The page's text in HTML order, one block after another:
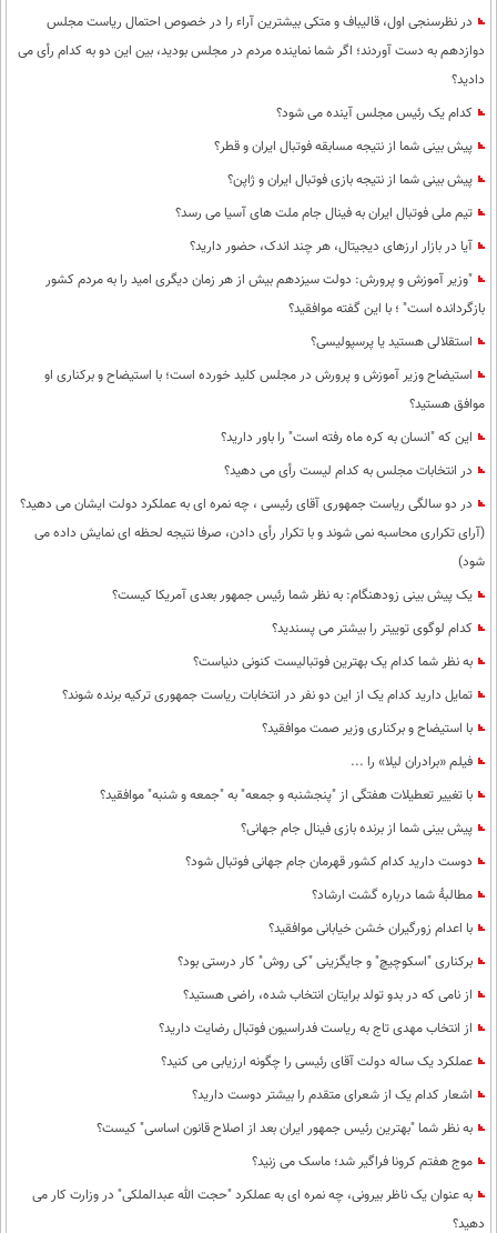
در نظرسنجی اول، قالیباف و متکی بیشترین آراء را در خصوص احتمال ریاست مجلس
دوازدهم به دست آوردند؛ اگر شما نماینده مردم در مجلس بودید، بین این دو به کدام رأی می
دادید؟
کدام یک رئیس مجلس آینده می شود؟
پیش بینی شما از نتیجه مسابقه فوتبال ایران و قطر؟
پیش بینی شما از نتیجه بازی فوتبال ایران و ژاپن؟
تیم ملی فوتبال ایران به فینال جام ملت های آسیا می رسد؟
آیا در بازار ارزهای دیجیتال، هر چند اندک، حضور دارید؟
"وزیر آموزش و پرورش: دولت سیزدهم بیش از هر زمان دیگری امید را به مردم کشور
بازگردانده است" ؛ با این گفته موافقید؟
استقلالی هستید یا پرسپولیسی؟
استیضاح وزیر آموزش و پرورش در مجلس کلید خورده است؛ با استیضاح و برکناری او
موافق هستید؟
این که "انسان به کره ماه رفته است" را باور دارید؟
در انتخابات مجلس به کدام لیست رأی می دهید؟
در دو سالگی ریاست جمهوری آقای رئیسی ، چه نمره ای به عملکرد دولت ایشان می دهید؟
(آرای تکراری محاسبه نمی شوند و با تکرار رأی دادن، صرفا نتیجه لحظه ای نمایش داده می
شود)
یک پیش بینی زودهنگام: به نظر شما رئیس جمهور بعدی آمریکا کیست؟
کدام لوگوی توییتر را بیشتر می پسندید؟
به نظر شما کدام یک بهترین فوتبالیست کنونی دنیاست؟
تمایل دارید کدام یک از این دو نفر در انتخابات ریاست جمهوری ترکیه برنده شوند؟
با استیضاح و برکناری وزیر صمت موافقید؟
فیلم «برادران لیلا» را ...
با تغییر تعطیلات هفتگی از "پنجشنبه و جمعه" به "جمعه و شنبه" موافقید؟
پیش بینی شما از برنده بازی فینال جام جهانی؟
دوست دارید کدام کشور قهرمان جام جهانی فوتبال شود؟
مطالبۀ شما درباره گشت ارشاد؟
با اعدام زورگیران خشن خیابانی موافقید؟
برکناری "اسکوچیچ" و جایگزینی "کی روش" کار درستی بود؟
از نامی که در بدو تولد برایتان انتخاب شده، راضی هستید؟
از انتخاب مهدی تاج به ریاست فدراسیون فوتبال رضایت دارید؟
عملکرد یک ساله دولت آقای رئیسی را چگونه ارزیابی می کنید؟
اشعار کدام یک از شعرای متقدم را بیشتر دوست دارید؟
به نظر شما "بهترین رئیس جمهور ایران بعد از اصلاح قانون اساسی" کیست؟
موج هفتم کرونا فراگیر شد؛ ماسک می زنید؟
به عنوان یک ناظر بیرونی، چه نمره ای به عملکرد "حجت الله عبدالملکی" در وزارت کار می
دهید؟